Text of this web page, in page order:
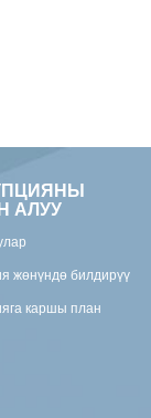
АЛУУ
жөнүндө билдирүү
каршы план